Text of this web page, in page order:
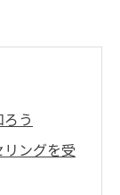
う
ングを受